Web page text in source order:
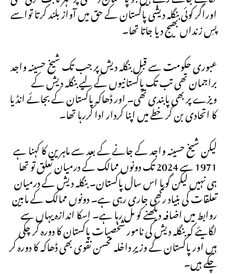
اوراگر کوئی بنگلہ دیشی پاکستان کے حق میں آواز بلند کرتا تواسے
پسِ زنداں بھیج دیا جاتا تھا۔
عبوری حکومت سے قبل بنگلہ دیش پر جب تک شیخ حسینہ واجد
براجمان تھی تب تک پاکستانیوں کے لیے بنگلہ دیش کے
ویزے پر بھی پابندی تھی۔ اور ڈھاکہ پاکستان کے بجائے انڈیا
کا اتحادی بن کر خطے میں اپنا کردار ادا کررہا تھا۔
لیکن شیخ حسینہ واجد کے جانے کے بعد سے ماہرین کا کہنا ہے
1971 سے 2024 تک دونوں ممالک کے درمیان تعلق تو تھا
ہی نہیں لیکن گویا اس سال پاکستان۔ بنگلہ دیش کے درمیان
تعلقات کی بنیاد رکھی جاری رہی ہے۔ دونوں ممالک کے مابین
روابط میں اضافہ دیکھنے کو مل رہا ہے۔ اسکا اندازہ یہاں سے
لگایئے کہ بنگلہ دیش کی نامور شخصیات پاکستان کا دورہ کر چکی
ہیں اور پاکستان کے وزیرِ داخلہ محسن نقوی بھی ڈھاکہ کا دورہ کر
چکے ہیں۔